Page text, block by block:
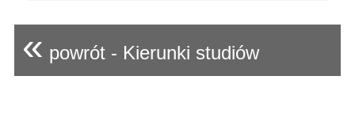
« powrót - Kierunki studiów